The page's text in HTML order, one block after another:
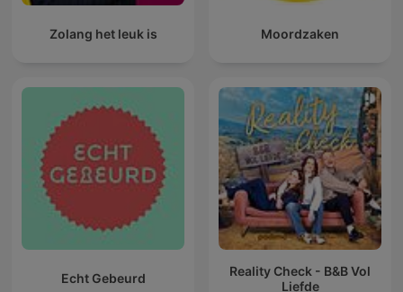
Zolang het leuk is Moordzaken
Echt Gebeurd
Reality Check - B&B Vol
Liefde